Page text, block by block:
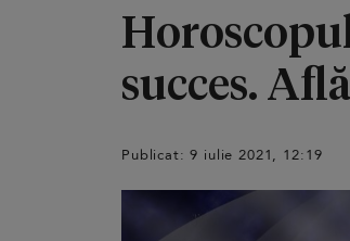
succes.
Publicat: 9 iulie 2021, 12:19